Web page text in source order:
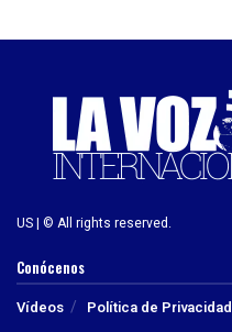
US | © All rights reserved.
Conócenos
Vídeos Política de Privacidad